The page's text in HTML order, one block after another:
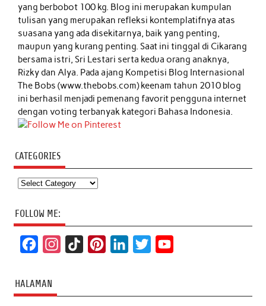
yang berbobot 100 kg. Blog ini merupakan kumpulan
tulisan yang merupakan refleksi kontemplatifnya atas
suasana yang ada disekitarnya, baik yang penting,
maupun yang kurang penting. Saat ini tinggal di Cikarang
bersama istri, Sri Lestari serta kedua orang anaknya,
Rizky dan Alya. Pada ajang Kompetisi Blog Internasional
The Bobs (www.thebobs.com) keenam tahun 2010 blog
ini berhasil menjadi pemenang favorit pengguna internet
dengan voting terbanyak kategori Bahasa Indonesia.
CATEGORIES
Categories
FOLLOW ME:
c
e
t
T
t
k
t
T
HALAMAN